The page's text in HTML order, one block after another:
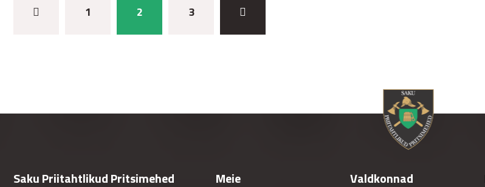
1 2 3
Saku Priitahtlikud Pritsimehed Meie Valdkonnad